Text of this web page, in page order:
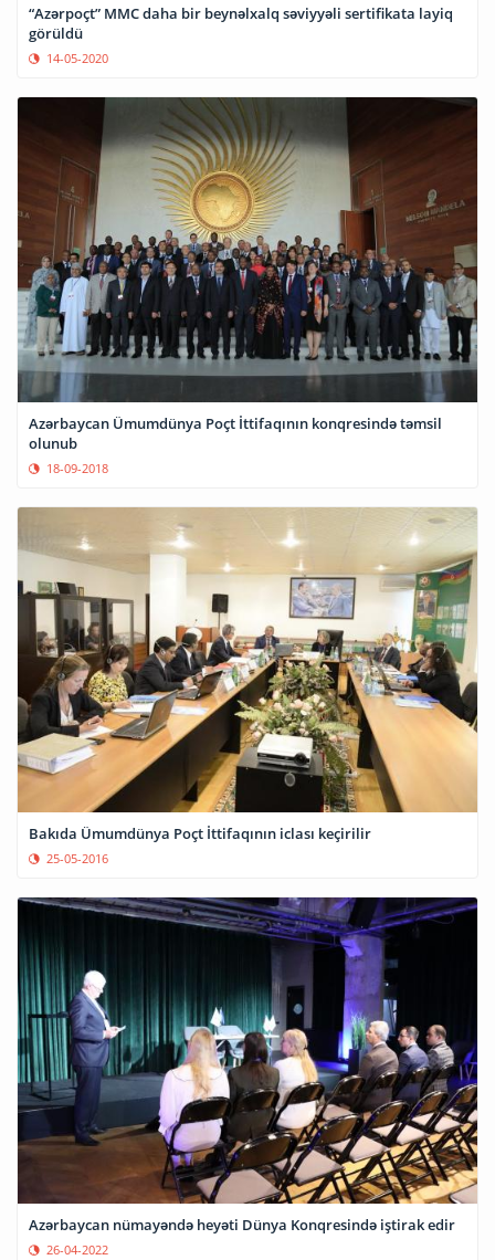
“Azərpoçt” MMC daha bir beynəlxalq səviyyəli sertifikata layiq
görüldü
14-05-2020
Azərbaycan Ümumdünya Poçt İttifaqının konqresində təmsil
olunub
18-09-2018
Bakıda Ümumdünya Poçt İttifaqının iclası keçirilir
25-05-2016
Azərbaycan nümayəndə heyəti Dünya Konqresində iştirak edir
26-04-2022